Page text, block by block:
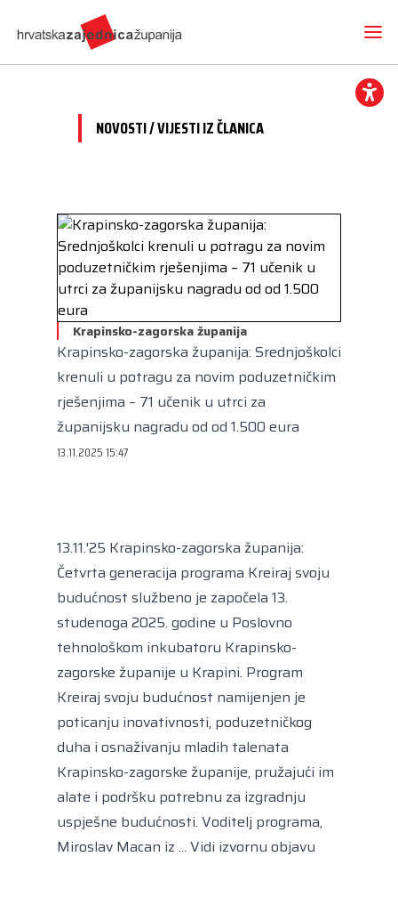
Novosti
Hrvatska zajednica županija
Vijesti iz članica
O nama
Dokumenti
Imenovanja
Predsjednik
Potpredsjednik
Članice
Radne skupine
Mediji
Projekti
Volim svoju županiju
Kuharica
Međunarodna suradnja
CEMR
Europski projekti
Kongres lokalnih i regionalnih vlasti Vijeća
Europe
Europski odbor regija
Kontakt
NOVOSTI / VIJESTI IZ ČLANICA
Krapinsko-zagorska županija
Krapinsko-zagorska županija: Srednjoškolci
krenuli u potragu za novim poduzetničkim
rješenjima – 71 učenik u utrci za
županijsku nagradu od od 1.500 eura
13.11.2025 15:47
13.11.'25 Krapinsko-zagorska županija:
Četvrta generacija programa Kreiraj svoju
budućnost službeno je započela 13.
studenoga 2025. godine u Poslovno
tehnološkom inkubatoru Krapinsko-
zagorske županije u Krapini. Program
Kreiraj svoju budućnost namijenjen je
poticanju inovativnosti, poduzetničkog
duha i osnaživanju mladih talenata
Krapinsko-zagorske županije, pružajući im
alate i podršku potrebnu za izgradnju
uspješne budućnosti. Voditelj programa,
Miroslav Macan iz ... Vidi izvornu objavu